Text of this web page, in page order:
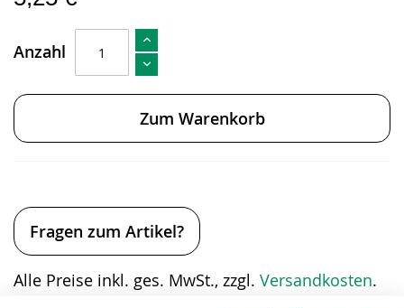
Anzahl
Zum Warenkorb
Fragen zum Artikel?
Alle Preise inkl. ges. MwSt., zzgl. Versandkosten.